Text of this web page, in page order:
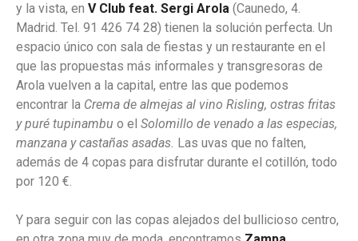
y la vista, en V Club feat. Sergi Arola (Caunedo, 4.
Madrid. Tel. 91 426 74 28) tienen la solución perfecta. Un
espacio único con sala de fiestas y un restaurante en el
que las propuestas más informales y transgresoras de
Arola vuelven a la capital, entre las que podemos
encontrar la Crema de almejas al vino Risling, ostras fritas
y puré tupinambu o el Solomillo de venado a las especias,
manzana y castañas asadas. Las uvas que no falten,
además de 4 copas para disfrutar durante el cotillón, todo
por 120 €.
Y para seguir con las copas alejados del bullicioso centro,